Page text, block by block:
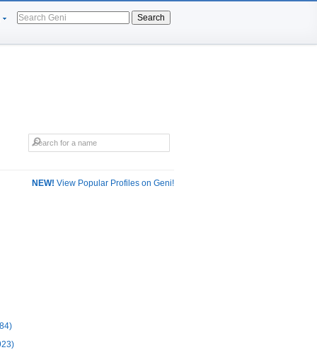
Search
NEW! View Popular Profiles on Geni!